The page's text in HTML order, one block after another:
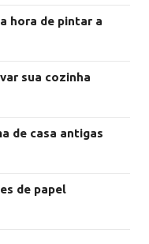
hora de pintar a
sua cozinha
de casa antigas
de papel